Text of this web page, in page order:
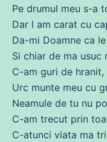
Pe drumul meu s-a
Dar l am carat cu
Da-mi Doamne ca le
Si chiar de ma usuc
C-am guri de
Urc munte meu cu
Neamule de tu nu
C-am trecut prin
C-atunci viata ma